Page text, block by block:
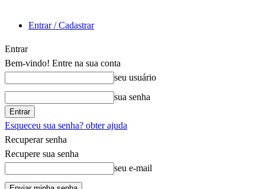
Entrar / Cadastrar
Entrar
Bem-vindo! Entre na sua conta
seu usuário
sua senha
Esqueceu sua senha? obter ajuda
Recuperar senha
Recupere sua senha
seu e-mail